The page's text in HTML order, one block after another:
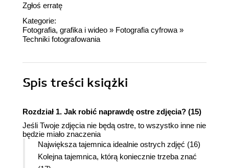
Zgłoś erratę
Kategorie:
Fotografia, grafika i wideo » Fotografia cyfrowa »
Techniki fotografowania
Spis treści książki
Rozdział 1. Jak robić naprawdę ostre zdjęcia? (15)
Jeśli Twoje zdjęcia nie będą ostre, to wszystko inne nie
będzie miało znaczenia
Największa tajemnica idealnie ostrych zdjęć (16)
Kolejna tajemnica, którą koniecznie trzeba znać